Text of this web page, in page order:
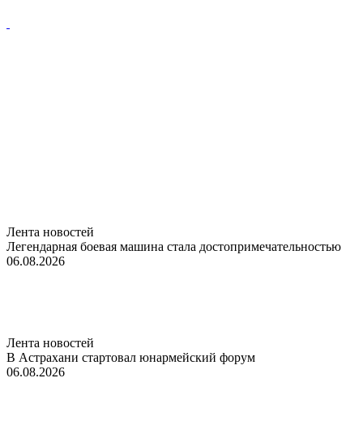
Лента новостей
Легендарная боевая машина стала достопримечательностью
06.08.2026
Лента новостей
В Астрахани стартовал юнармейский форум
06.08.2026